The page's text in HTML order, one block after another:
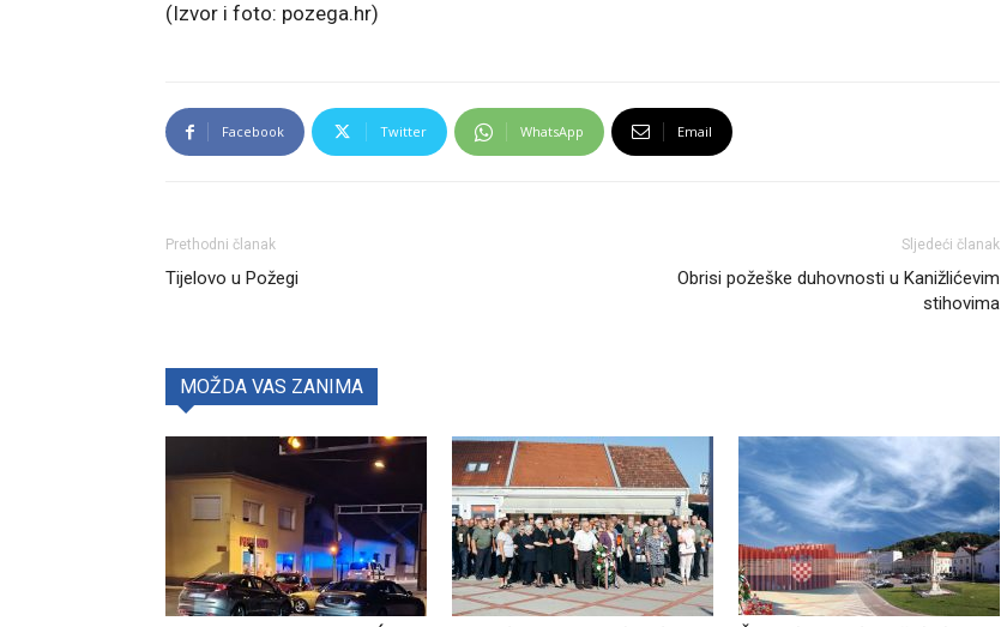
(Izvor i foto: pozega.hr)
Facebook Twitter WhatsApp Email
Prethodni članak
Tijelovo u Požegi
Sljedeći članak
Obrisi požeške duhovnosti u Kanižlićevim
stihovima
MOŽDA VAS ZANIMA